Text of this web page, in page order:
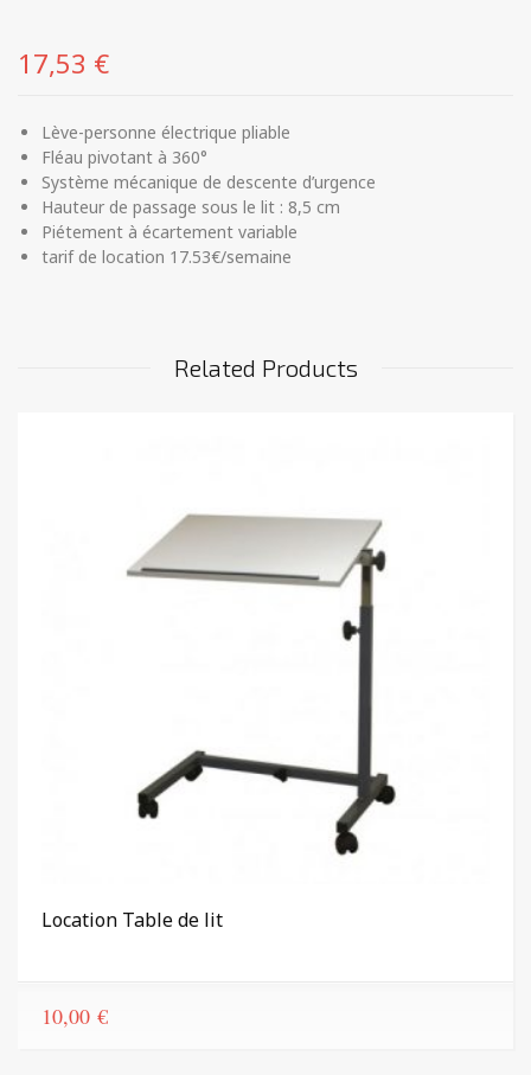
17,53 €
Lève-personne électrique pliable
Fléau pivotant à 360°
Système mécanique de descente d’urgence
Hauteur de passage sous le lit : 8,5 cm
Piétement à écartement variable
tarif de location 17.53€/semaine
Related Products
Location Table de lit
10,00 €